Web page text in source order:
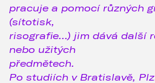
pracuje a pomocí různých
(sítotisk,
risografie...) jim dává další
nebo užitých
předmětech.
Po studiích v Bratislavě,